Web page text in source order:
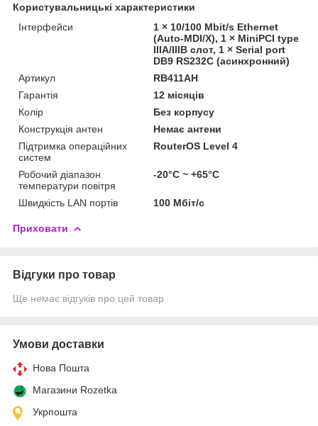
Користувальницькі характеристики
Інтерфейси
1 × 10/100 Mbit/s Ethernet
(Auto-MDI/X), 1 × MiniPCI type
IIIA/IIIB слот, 1 × Serial port
DB9 RS232C (асинхронний)
Артикул
RB411AH
Гарантія
12 місяців
Колір
Без корпусу
Конструкція антен
Немає антени
Підтримка операційних
систем
RouterOS Level 4
Робочий діапазон
температури повітря
-20°C ~ +65°C
Швидкість LAN портів 100 Мбіт/с
Приховати
Відгуки про товар
Ще немає відгуків про цей товар
Умови доставки
Нова Пошта
Магазини Rozetka
Укрпошта